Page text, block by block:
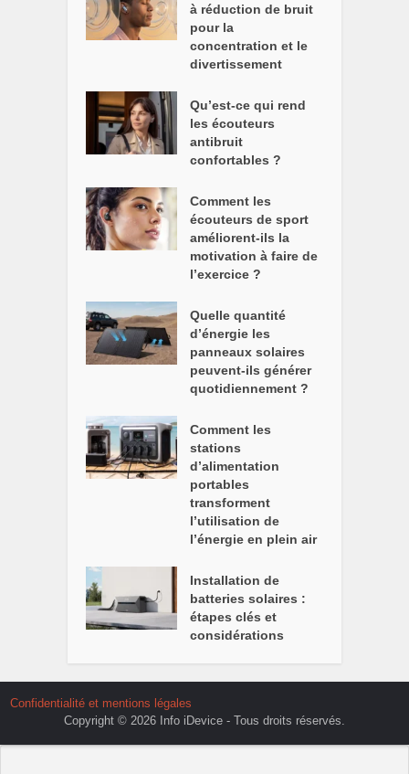
à réduction de bruit
pour la
concentration et le
divertissement
Qu’est-ce qui rend
les écouteurs
antibruit
confortables ?
Comment les
écouteurs de sport
améliorent-ils la
motivation à faire de
l’exercice ?
Quelle quantité
d’énergie les
panneaux solaires
peuvent-ils générer
quotidiennement ?
Comment les
stations
d’alimentation
portables
transforment
l’utilisation de
l’énergie en plein air
Installation de
batteries solaires :
étapes clés et
considérations
Confidentialité et mentions légales
Copyright © 2026 Info iDevice - Tous droits réservés.